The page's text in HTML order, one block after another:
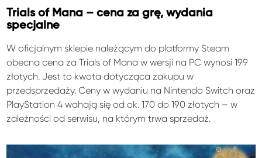
Trials of Mana – cena za grę, wydania
specjalne
W oficjalnym sklepie należącym do platformy Steam
obecna cena za Trials of Mana w wersji na PC wynosi 199
złotych. Jest to kwota dotycząca zakupu w
przedsprzedaży. Ceny w wydaniu na Nintendo Switch oraz
PlayStation 4 wahają się od ok. 170 do 190 złotych – w
zależności od serwisu, na którym trwa sprzedaż.